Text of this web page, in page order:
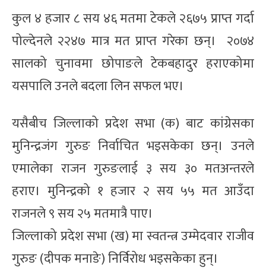
कुल ४ हजार ८ सय ४६ मतमा टेकले २६७५ प्राप्त गर्दा
पोल्देनले २२४७ मात्र मत प्राप्त गरेका छन्। २०७४
सालको चुनावमा छोपाङले टेकबहादुर हराएकोमा
यसपालि उनले बदला लिन सफल भए।
यसैबीच जिल्लाको प्रदेश सभा (क) बाट कांग्रेसका
मुनिन्द्रजंग गुरुङ निर्वाचित भइसकेका छन्। उनले
एमालेका राजन गुरुङलाई ३ सय ३० मतअन्तरले
हराए। मुनिन्द्रको १ हजार २ सय ५५ मत आउँदा
राजनले ९ सय २५ मतमात्रै पाए।
जिल्लाको प्रदेश सभा (ख) मा स्वतन्त्र उम्मेदवार राजीव
गुरुङ (दीपक मनाङे) निर्विरोध भइसकेका हुन्।